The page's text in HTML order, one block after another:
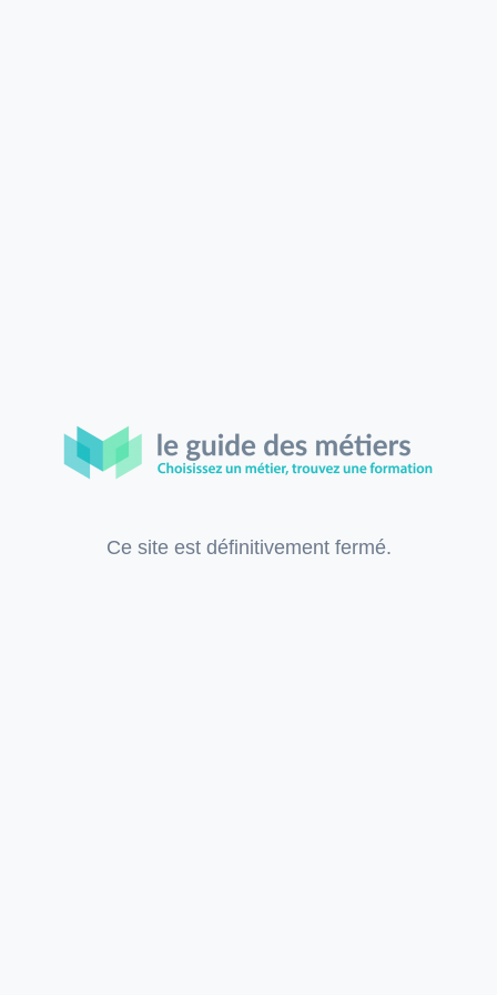
Ce site est définitivement fermé.